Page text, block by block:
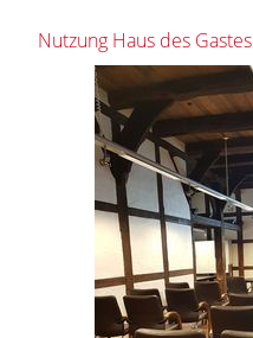
Nutzung Haus des Gastes